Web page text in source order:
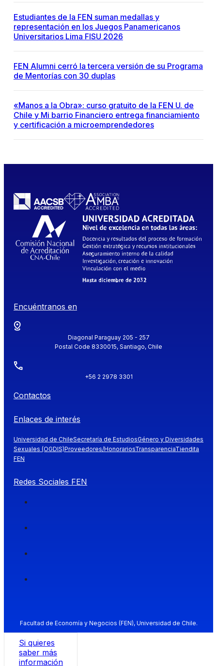
Estudiantes de la FEN suman medallas y
representación en los Juegos Panamericanos
Universitarios Lima FISU 2026
FEN Alumni cerró la tercera versión de su Programa
de Mentorías con 30 duplas
«Manos a la Obra»: curso gratuito de la FEN U. de
Chile y Mi barrio Financiero entrega financiamiento
y certificación a microemprendedores
Encuéntranos en
Diagonal Paraguay 205 - 257
Postal Code 8330015, Santiago, Chile
+56 2 2978 3301
Contactos
Enlaces de interés
Universidad de ChileSecretaría de EstudiosGénero y Diversidades
Sexuales (OGDIS)Proveedores/HonorariosTransparenciaTiendita
FEN
Redes Sociales FEN
Facultad de Economía y Negocios (FEN), Universidad de Chile.
Si quieres
saber más
información